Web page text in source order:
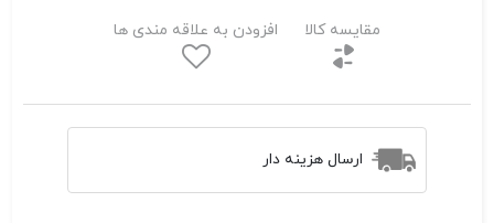
مقایسه کالا افزودن به علاقه مندی ها
ارسال هزینه دار